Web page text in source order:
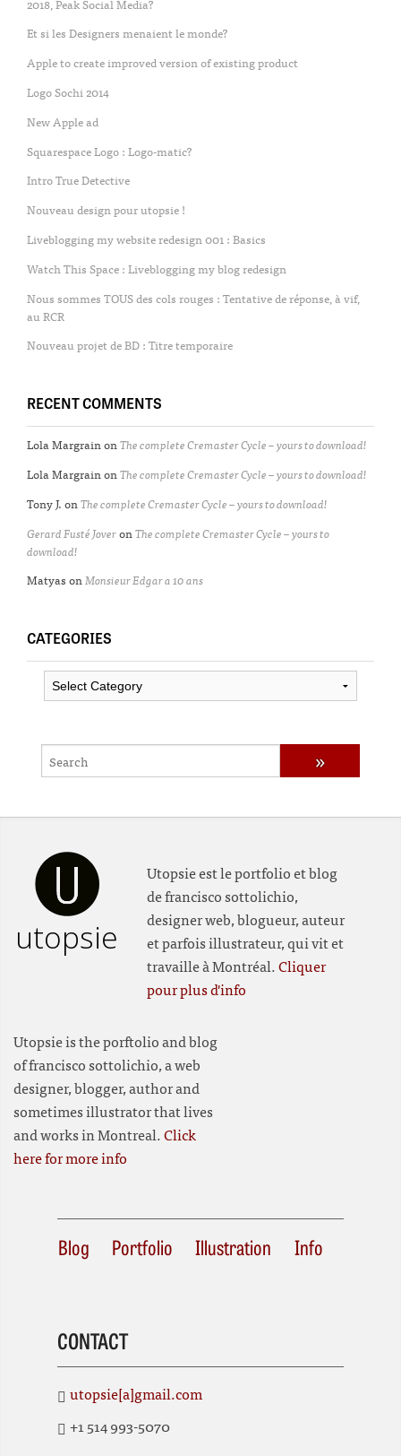
Et si les Designers menaient le monde?
Apple to create improved version of existing product
Logo Sochi 2014
New Apple ad
Squarespace Logo : Logo-matic?
Intro True Detective
Nouveau design pour utopsie !
Liveblogging my website redesign 001 : Basics
Watch This Space : Liveblogging my blog redesign
Nous sommes TOUS des cols rouges : Tentative de réponse, à vif,
au RCR
Nouveau projet de BD : Titre temporaire
RECENT COMMENTS
Lola MargrainonThe complete Cremaster Cycle – yours to download!
Lola MargrainonThe complete Cremaster Cycle – yours to download!
Tony J.onThe complete Cremaster Cycle – yours to download!
Gerard Fusté JoveronThe complete Cremaster Cycle – yours to
download!
MatyasonMonsieur Edgar a 10 ans
CATEGORIES
Categories
utopsie
Utopsie est le portfolio et blog
de francisco sottolichio,
designer web, blogueur, auteur
et parfois illustrateur, qui vit et
travaille à Montréal.Cliquer
pour plus d'info
Utopsie is the porftolio and blog
of francisco sottolichio, a web
designer, blogger, author and
sometimes illustrator that lives
and works in Montreal.Click
here for more info
Blog Portfolio Illustration Info
CONTACT
utopsie[a]gmail.com
+1 514 993-5070